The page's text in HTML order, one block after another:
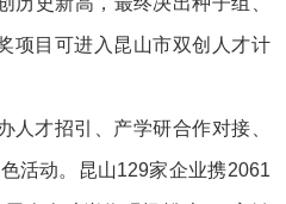
项目可进入昆山市双创人才计
人才招引、产学研合作对接、
活动。昆山129家企业携2061